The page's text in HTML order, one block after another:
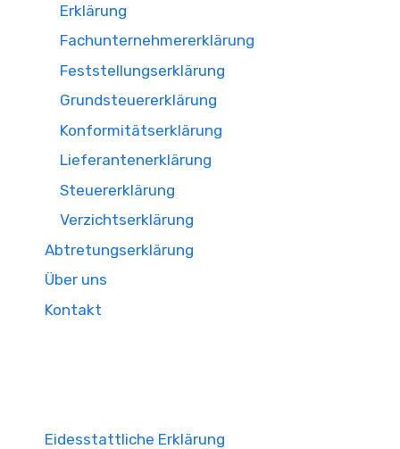
Erklärung
Fachunternehmererklärung
Feststellungserklärung
Grundsteuererklärung
Konformitätserklärung
Lieferantenerklärung
Steuererklärung
Verzichtserklärung
Abtretungserklärung
Über uns
Kontakt
Eidesstattliche Erklärung